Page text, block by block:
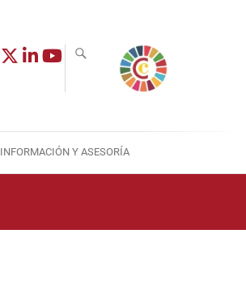
INFORMACIÓN Y ASESORÍA